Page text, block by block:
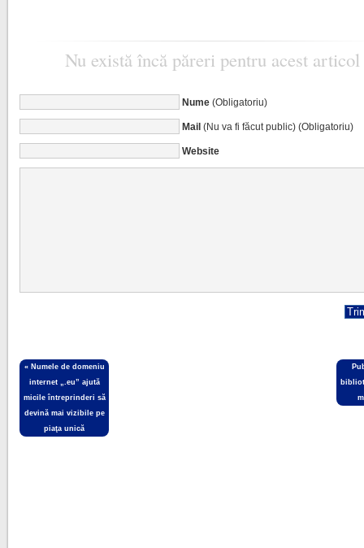
Nu există încă păreri pentru acest articol
Nume(Obligatoriu)
Mail(Nu va fi făcut public) (Obligatoriu)
Website
« Numele de domeniu
internet „.eu” ajută
micile întreprinderi să
devină mai vizibile pe
piaţa unică